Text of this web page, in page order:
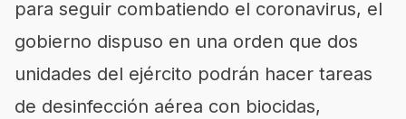
para seguir combatiendo el coronavirus, el
gobierno dispuso en una orden que dos
unidades del ejército podrán hacer tareas
de desinfección aérea con biocidas,